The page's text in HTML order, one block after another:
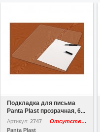
Подкладка для письма
Panta Plast прозрачная, 6...
Артикул: 2747
Отсутствует
Panta Plast